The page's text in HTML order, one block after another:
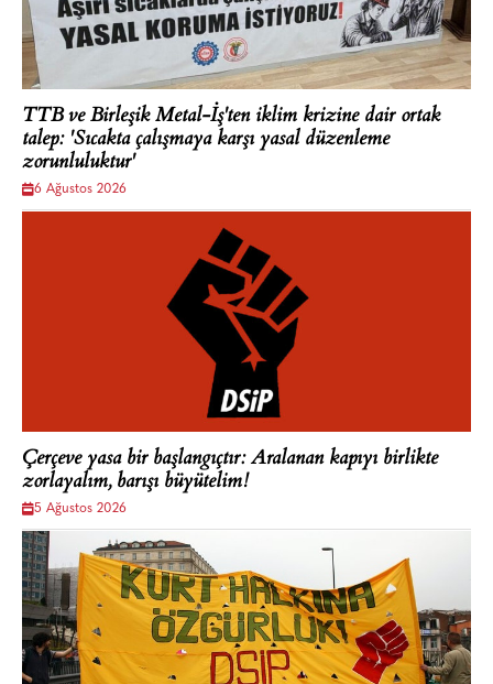
TTB ve Birleşik Metal-İş'ten iklim krizine dair ortak
talep: 'Sıcakta çalışmaya karşı yasal düzenleme
zorunluluktur'
6 Ağustos 2026
Çerçeve yasa bir başlangıçtır: Aralanan kapıyı birlikte
zorlayalım, barışı büyütelim!
5 Ağustos 2026